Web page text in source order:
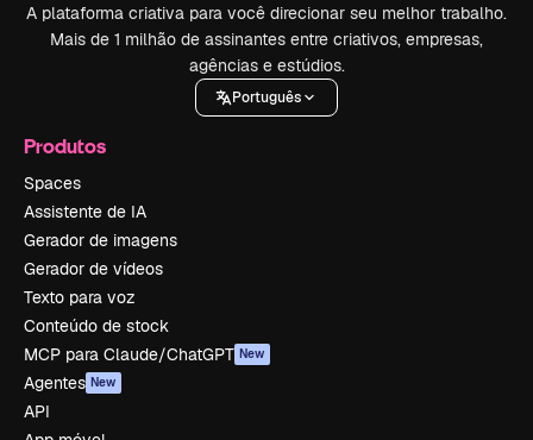
A plataforma criativa para você direcionar seu melhor trabalho.
Mais de 1 milhão de assinantes entre criativos, empresas,
agências e estúdios.
Português
Produtos
Spaces
Assistente de IA
Gerador de imagens
Gerador de vídeos
Texto para voz
Conteúdo de stock
MCP para Claude/ChatGPT New
Agentes New
API